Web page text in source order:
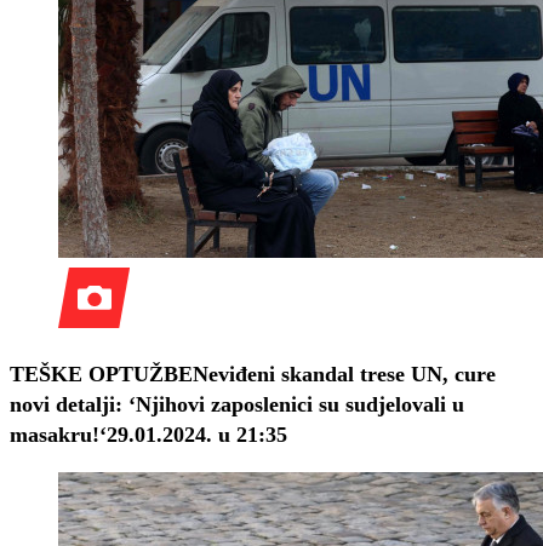
TEŠKE OPTUŽBENeviđeni skandal trese UN, cure
novi detalji: ‘Njihovi zaposlenici su sudjelovali u
masakru!‘29.01.2024. u 21:35